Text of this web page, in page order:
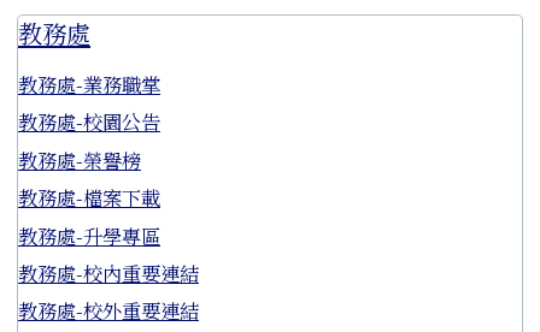
教務處
教務處-業務職掌
教務處-校園公告
教務處-榮譽榜
教務處-檔案下載
教務處-升學專區
教務處-校內重要連結
教務處-校外重要連結